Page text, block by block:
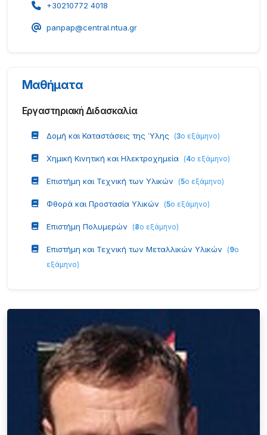
+30210772 4018
panpap@central.ntua.gr
Μαθήματα
Εργαστηριακή Διδασκαλία
Δομή και Καταστάσεις της Ύλης (3ο εξάμηνο)
Χημική Κινητική και Ηλεκτροχημεία (4ο εξάμηνο)
Επιστήμη και Τεχνική των Υλικών (5ο εξάμηνο)
Φθορά και Προστασία Υλικών (5ο εξάμηνο)
Επιστήμη Πολυμερών (8ο εξάμηνο)
Επιστήμη και Τεχνική των Μεταλλικών Υλικών (9ο
εξάμηνο)